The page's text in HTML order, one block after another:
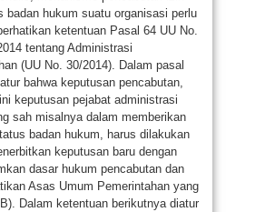
badan hukum suatu organisasi perlu
ketentuan Pasal 64 UU No.
tentang Administrasi
(UU No. 30/2014). Dalam pasal
bahwa keputusan pencabutan,
keputusan pejabat administrasi
sah misalnya dalam memberikan
badan hukum, harus dilakukan
keputusan baru dengan
dasar hukum pencabutan dan
Asas Umum Pemerintahan yang
Dalam ketentuan berikutnya diatur